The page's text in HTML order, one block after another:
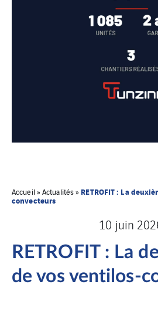
Accueil»Actualités» RETROFIT : La
convecteurs
10 juin
RETROFIT : La
de vos ventilos-